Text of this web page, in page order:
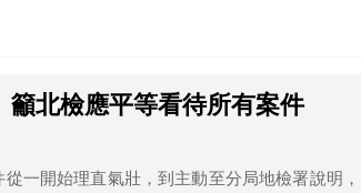
籲北檢應平等看待所有案件
一開始理直氣壯，到主動至分局地檢署說明，